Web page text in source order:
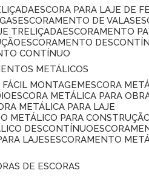
ESCORA PARA LAJE DE
ESCORAMENTO DE VALAS
TRELIÇADA ESCORAMENTO
ESCORAMENTO
CONTÍNUO
METÁLICOS
FÁCIL MONTAGEM
ESCORA
ESCORA METÁLICA PARA
METÁLICA PARA LAJE
METÁLICO PARA
DESCONTÍNUO
LAJES
ESCORAMENTO
DE ESCORAS